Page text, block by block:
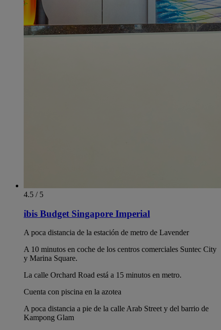
4.5 / 5
ibis Budget Singapore Imperial
A poca distancia de la estación de metro de Lavender
A 10 minutos en coche de los centros comerciales Suntec City
y Marina Square.
La calle Orchard Road está a 15 minutos en metro.
Cuenta con piscina en la azotea
A poca distancia a pie de la calle Arab Street y del barrio de
Kampong Glam